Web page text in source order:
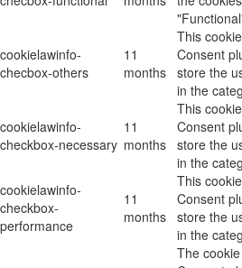
cookielawinfo-
checbox-others
11
months
This
Consent
store the
in the
cookielawinfo-
checkbox-necessary
11
months
This
Consent
store the
in the
cookielawinfo-
checkbox-
performance
11
months
This
Consent
store the
in the
The